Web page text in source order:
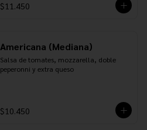
$11.450
Americana (Mediana)
Salsa de tomates, mozzarella, doble
peperonni y extra queso
$10.450